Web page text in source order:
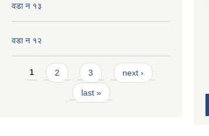
वडा न १३
वडा न १२
Pages
1 2 3 next ›
last »